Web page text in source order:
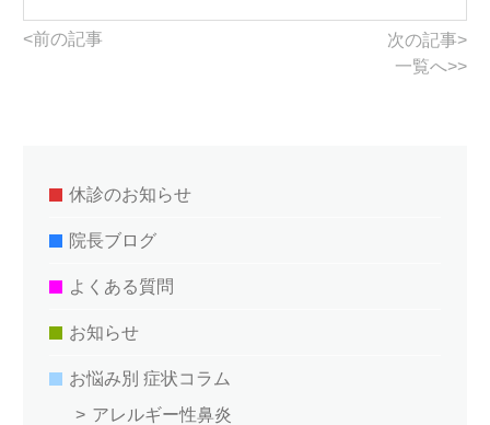
<前の記事
次の記事>
一覧へ>>
休診のお知らせ
院長ブログ
よくある質問
お知らせ
お悩み別 症状コラム
アレルギー性鼻炎